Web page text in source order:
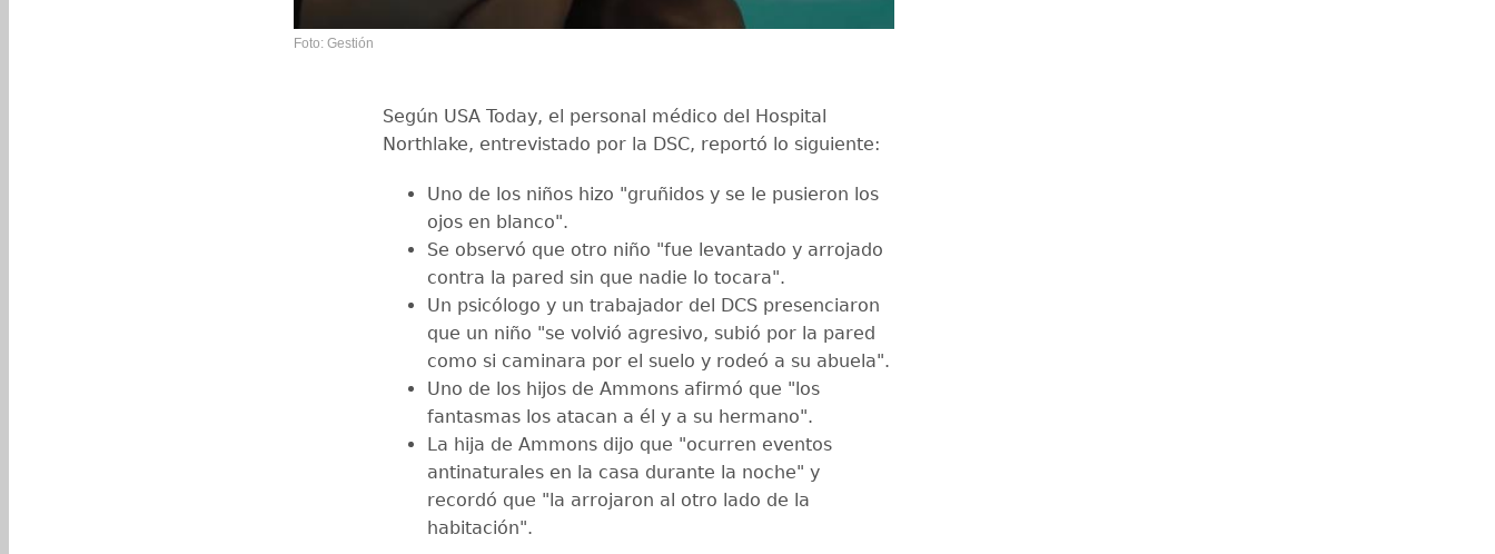
Foto: Gestión
Según USA Today, el personal médico del Hospital
Northlake, entrevistado por la DSC, reportó lo siguiente:
Uno de los niños hizo "gruñidos y se le pusieron los
ojos en blanco".
Se observó que otro niño "fue levantado y arrojado
contra la pared sin que nadie lo tocara".
Un psicólogo y un trabajador del DCS presenciaron
que un niño "se volvió agresivo, subió por la pared
como si caminara por el suelo y rodeó a su abuela".
Uno de los hijos de Ammons afirmó que "los
fantasmas los atacan a él y a su hermano".
La hija de Ammons dijo que "ocurren eventos
antinaturales en la casa durante la noche" y
recordó que "la arrojaron al otro lado de la
habitación".